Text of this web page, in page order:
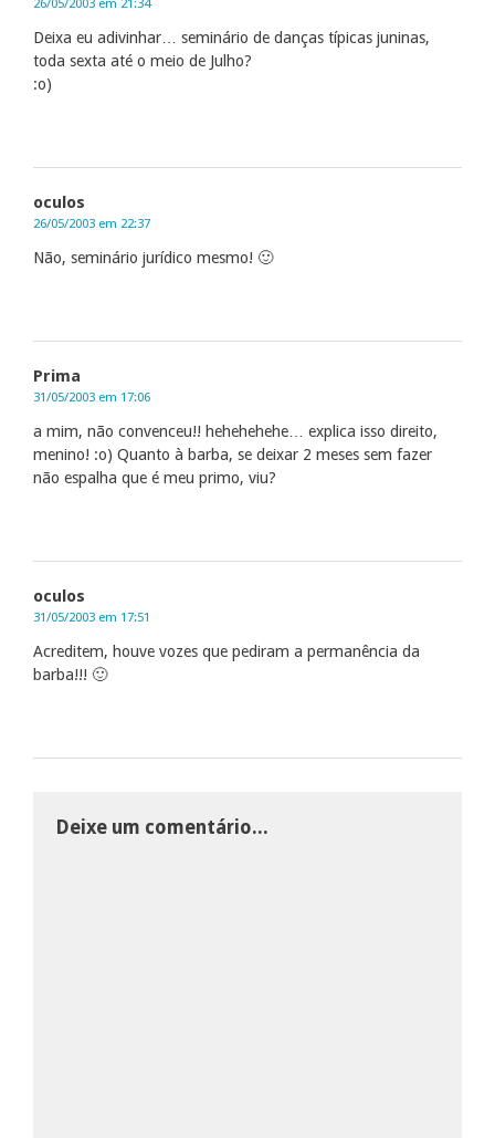
Deixa eu adivinhar… seminário de danças típicas juninas,
toda sexta até o meio de Julho?
:o)
oculos
26/05/2003 em 22:37
Não, seminário jurídico mesmo! 🙂
Prima
31/05/2003 em 17:06
a mim, não convenceu!! hehehehehe… explica isso direito,
menino! :o) Quanto à barba, se deixar 2 meses sem fazer
não espalha que é meu primo, viu?
oculos
31/05/2003 em 17:51
Acreditem, houve vozes que pediram a permanência da
barba!!! 🙂
Deixe um comentário...